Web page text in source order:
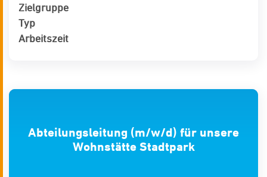
Zielgruppe
Typ
Arbeitszeit
Abteilungsleitung (m/w/d) für unsere
Wohnstätte Stadtpark